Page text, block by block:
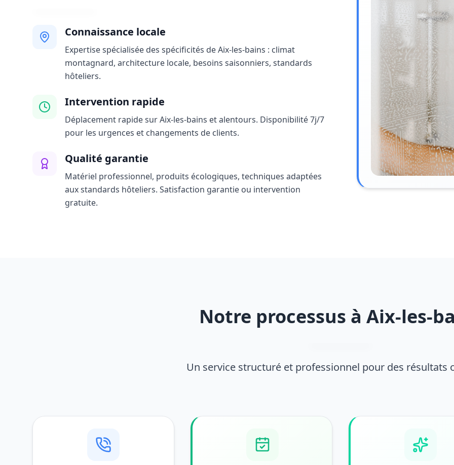
Connaissance locale
Expertise spécialisée des spécificités de Aix-les-bains : climat
montagnard, architecture locale, besoins saisonniers, standards
hôteliers.
Intervention rapide
Déplacement rapide sur Aix-les-bains et alentours. Disponibilité 7j/7
pour les urgences et changements de clients.
Qualité garantie
Matériel professionnel, produits écologiques, techniques adaptées
aux standards hôteliers. Satisfaction garantie ou intervention
gratuite.
Notre processus à Aix-les-
Un service structuré et professionnel pour des résultats